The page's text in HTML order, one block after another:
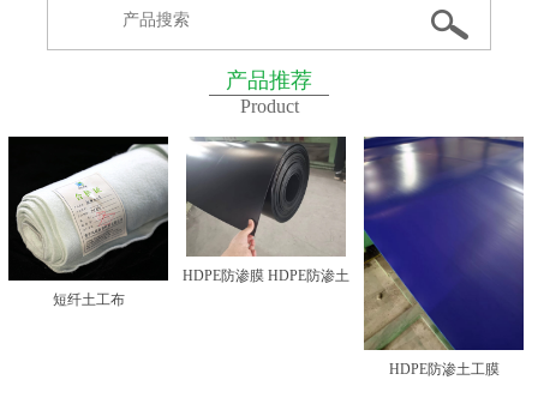
联系我们
产品推荐
Product
短纤土工布
HDPE防渗膜 HDPE防渗土
HDPE防渗土工膜